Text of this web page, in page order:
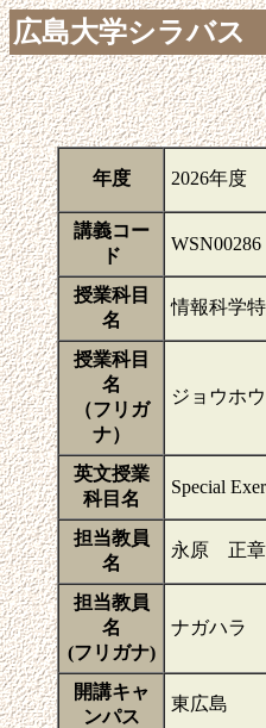
広島大学シラバス
年度 2026年度
講義コー
ド
WSN00286
授業科目
名
情報科学
授業科目
名
（フリガ
ナ）
ジョウホ
英文授業
科目名
Special
担当教員
名
永原 正章
担当教員
名
(フリガナ)
ナガハラ
開講キャ
ンパス
東広島